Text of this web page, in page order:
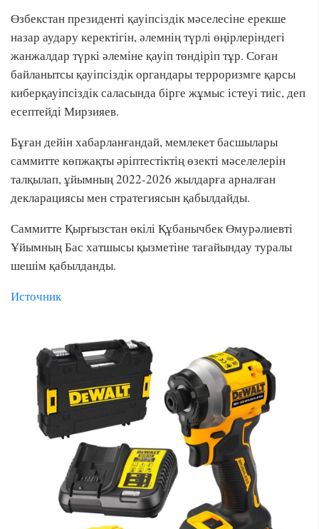
Өзбекстан президенті қауіпсіздік мәселесіне ерекше
назар аудару керектігін, әлемнің түрлі өңірлеріндегі
жанжалдар түркі әлеміне қауіп төндіріп тұр. Соған
байланытсы қауіпсіздік органдары терроризмге қарсы
киберқауіпсіздік саласында бірге жұмыс істеуі тиіс, деп
есептейді Мирзияев.
Бұған дейін хабарланғандай, мемлекет басшылары
саммитте көпжақты әріптестіктің өзекті мәселелерін
талқылап, ұйымның 2022-2026 жылдарға арналған
декларациясы мен стратегиясын қабылдайды.
Саммитте Қырғызстан өкілі Құбанычбек Өмурәлиевті
Ұйымның Бас хатшысы қызметіне тағайындау туралы
шешім қабылданды.
Источник